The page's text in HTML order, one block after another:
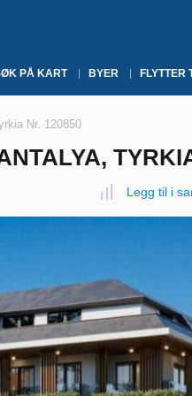
PÅ KART BYER FLYTTER
Nr. 120850
Legg til i